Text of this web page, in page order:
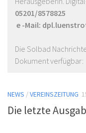
05201/8578825
e -Mail:
Die Solbad
Dokument verfügbar:
NEWS /VEREINSZEITUNG
Die letzte